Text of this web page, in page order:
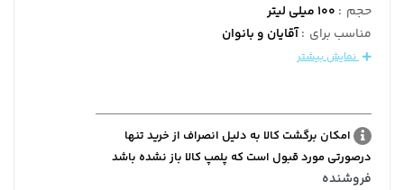
حجم : 100 میلی لیتر
مناسب برای :آقایان و بانوان
نمایش بیشتر
امکان برگشت کالا به دلیل انصراف از خرید تنها
درصورتی مورد قبول است که پلمپ کالا باز نشده باشد
فروشنده